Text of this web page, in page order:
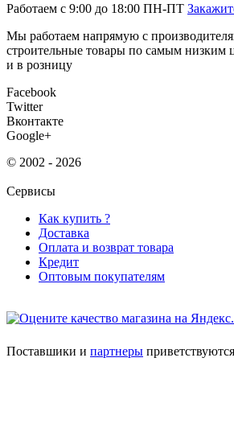
Работаем с 9:00 до 18:00 ПН-ПТ
Мы работаем напрямую с
строительные товары по самым низким
и в розницу
Facebook
Twitter
Вконтакте
Google+
© 2002 - 2026
Сервисы
Как купить ?
Доставка
Оплата и возврат товара
Кредит
Оптовым покупателям
Поставшики и партнеры